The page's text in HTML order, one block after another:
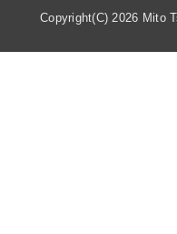
Copyright(C) 2026 Mito